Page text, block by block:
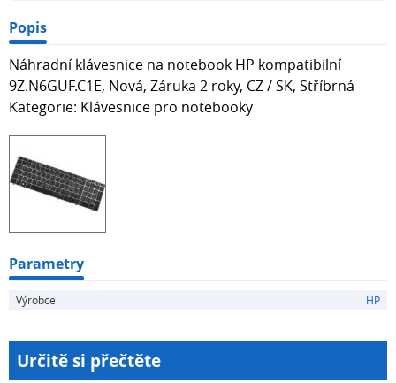
Popis
Náhradní klávesnice na notebook HP kompatibilní
9Z.N6GUF.C1E, Nová, Záruka 2 roky, CZ / SK, Stříbrná
Kategorie: Klávesnice pro notebooky
Parametry
Výrobce HP
Určitě si přečtěte